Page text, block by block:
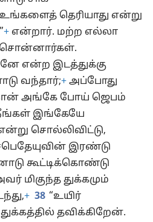
தெரியாது என்று
+ என்றார். மற்ற எல்லா
என்ற இடத்துக்கு
வந்தார்;+ அப்போது
அங்கே போய் ஜெபம்
இங்கேயே
சொல்லிவிட்டு,
இரண்டு
கூட்டிக்கொண்டு
மிகுந்த துக்கமும்
+ 38 “உயிர்
தவிக்கிறேன்.